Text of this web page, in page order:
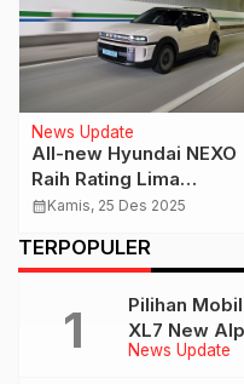
News Update
All-new Hyundai NEXO
Raih Rating Lima
Bintang di Uji
NCAP
calendar_monthKamis, 25 Des 2025
TERPOPULER
News Update
Pilihan
XL7 New